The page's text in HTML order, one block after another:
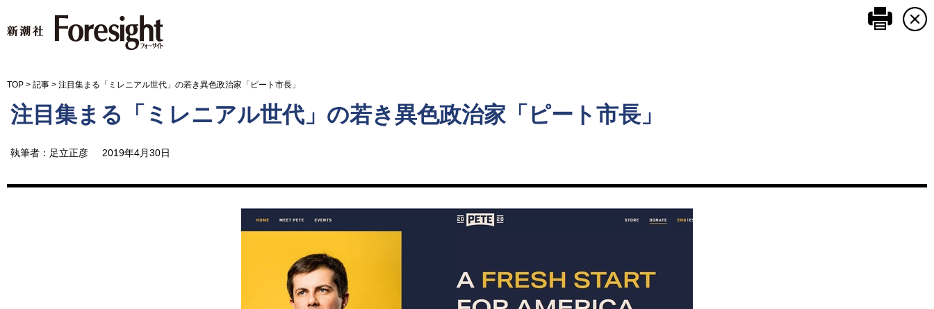
このペ
TOP > 記事 > 注目集まる「ミレニアル世代」の若き異色政治家「ピート市長」
注目集まる「ミレニアル世代」の若き異色政治家「ピート市長」
執筆者：足立正彦 2019年4月30日